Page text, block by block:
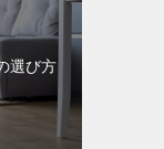
選び方